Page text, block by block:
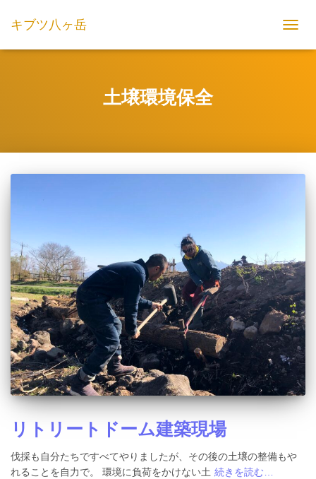
キブツ八ヶ岳
土壌環境保全
リトリートドーム建築現場
伐採も自分たちですべてやりましたが、その後の土壌の整備もや
れることを自力で。 環境に負荷をかけない土 続きを読む…